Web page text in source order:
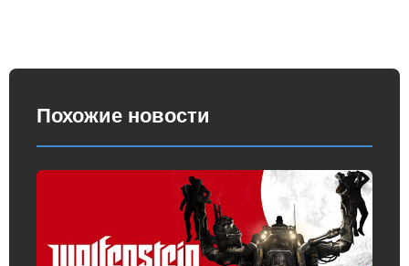
Похожие новости